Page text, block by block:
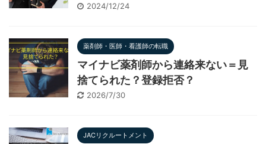
2024/12/24
薬剤師・医師・看護師の転職
マイナビ薬剤師から連絡来ない＝見
捨てられた？登録拒否？
2026/7/30
JACリクルートメント